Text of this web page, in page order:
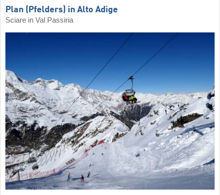
Plan (Pfelders) in Alto Adige
Sciare in Val Passiria